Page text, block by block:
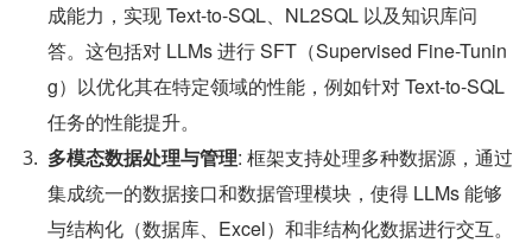
成能力，实现 Text-to-SQL、NL2SQL 以及知识库问
答。这包括对 LLMs 进行 SFT（Supervised Fine-Tunin
g）以优化其在特定领域的性能，例如针对 Text-to-SQL
任务的性能提升。
多模态数据处理与管理: 框架支持处理多种数据源，通过
集成统一的数据接口和数据管理模块，使得 LLMs 能够
与结构化（数据库、Excel）和非结构化数据进行交互。